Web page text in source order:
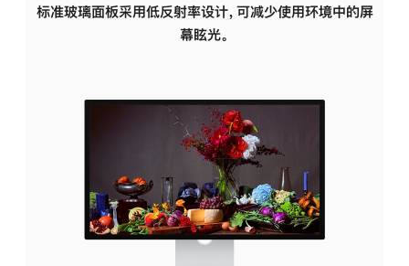
标准玻璃面板采用低反射率设计，可减少使用环境中的屏
幕眩光。